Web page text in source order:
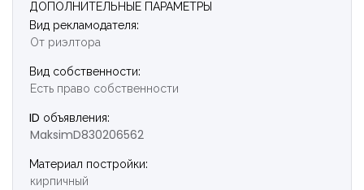
ДОПОЛНИТЕЛЬНЫЕ ПАРАМЕТРЫ
Вид рекламодателя:
От риэлтора
Вид собственности:
Есть право собственности
ID объявления:
MaksimD830206562
Материал постройки:
кирпичный